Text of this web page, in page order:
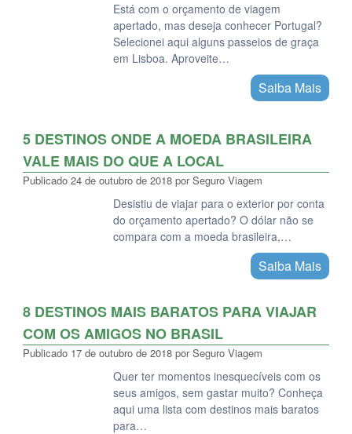
Está com o orçamento de viagem
apertado, mas deseja conhecer Portugal?
Selecionei aqui alguns passeios de graça
em Lisboa. Aproveite…
Saiba Mais
5 DESTINOS ONDE A MOEDA BRASILEIRA
VALE MAIS DO QUE A LOCAL
Publicado 24 de outubro de 2018 por Seguro Viagem
Desistiu de viajar para o exterior por conta
do orçamento apertado? O dólar não se
compara com a moeda brasileira,…
Saiba Mais
8 DESTINOS MAIS BARATOS PARA VIAJAR
COM OS AMIGOS NO BRASIL
Publicado 17 de outubro de 2018 por Seguro Viagem
Quer ter momentos inesquecíveis com os
seus amigos, sem gastar muito? Conheça
aqui uma lista com destinos mais baratos
para…